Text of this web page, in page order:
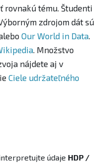
rovnakú tému. Študenti
zdrojom dát sú
Our World in Data.
. Množstvo
nájdete aj v
Ciele udržateľného
údaje HDP /